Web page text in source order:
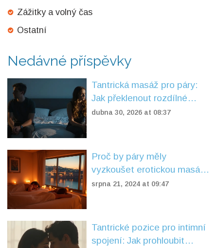
Zážitky a volný čas
Ostatní
Nedávné příspěvky
Tantrická masáž pro páry:
Jak překlenout rozdílné
potřeby v intimitě
dubna 30, 2026 at 08:37
Proč by páry měly
vyzkoušet erotickou masáž
v Praze
srpna 21, 2024 at 09:47
Tantrické pozice pro intimní
spojení: Jak prohloubit